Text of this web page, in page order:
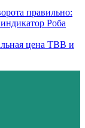
правильно:
Роба
цена TBB и